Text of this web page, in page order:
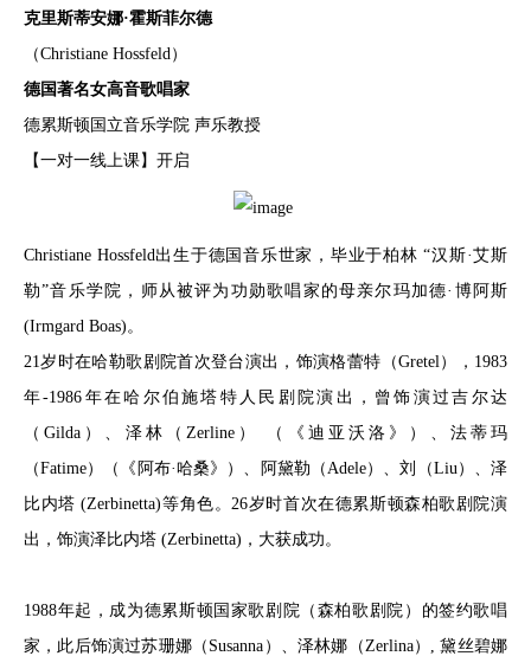
克里斯蒂安娜·霍斯菲尔德
（Christiane Hossfeld）
德国著名女高音歌唱家
德累斯顿国立音乐学院 声乐教授
【一对一线上课】开启
Christiane Hossfeld出生于德国音乐世家，毕业于柏林 “汉斯·艾斯
勒”音乐学院，师从被评为功勋歌唱家的母亲尔玛加德·博阿斯
(Irmgard Boas)。
21岁时在哈勒歌剧院首次登台演出，饰演格蕾特（Gretel），1983
年-1986年在哈尔伯施塔特人民剧院演出，曾饰演过吉尔达
（Gilda）、泽林（Zerline） （《迪亚沃洛》）、法蒂玛
（Fatime）（《阿布·哈桑》）、阿黛勒（Adele）、刘（Liu）、泽
比内塔 (Zerbinetta)等角色。26岁时首次在德累斯顿森柏歌剧院演
出，饰演泽比内塔 (Zerbinetta)，大获成功。
1988年起，成为德累斯顿国家歌剧院（森柏歌剧院）的签约歌唱
家，此后饰演过苏珊娜（Susanna）、泽林娜（Zerlina）, 黛丝碧娜